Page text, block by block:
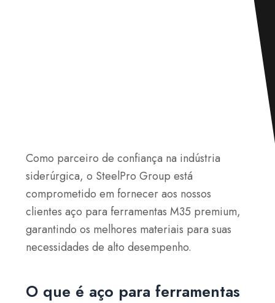
Como parceiro de confiança na indústria
siderúrgica, o SteelPro Group está
comprometido em fornecer aos nossos
clientes aço para ferramentas M35 premium,
garantindo os melhores materiais para suas
necessidades de alto desempenho.
O que é aço para ferramentas